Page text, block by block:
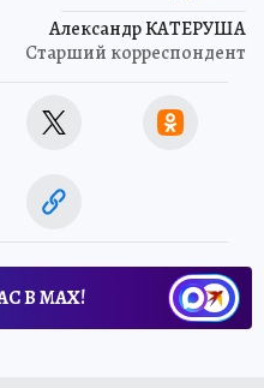
Александр КАТЕРУША
Старший корреспондент
В МАХ!